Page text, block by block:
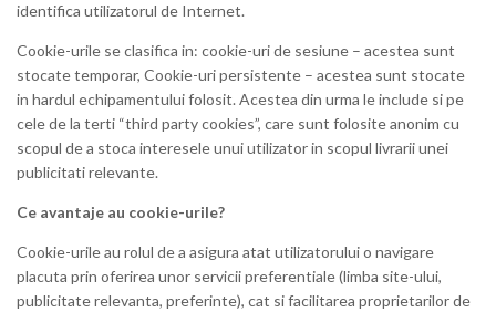
identifica utilizatorul de Internet.
Cookie-urile se clasifica in: cookie-uri de sesiune – acestea sunt
stocate temporar, Cookie-uri persistente – acestea sunt stocate
in hardul echipamentului folosit. Acestea din urma le include si pe
cele de la terti “third party cookies”, care sunt folosite anonim cu
scopul de a stoca interesele unui utilizator in scopul livrarii unei
publicitati relevante.
Ce avantaje au cookie-urile?
Cookie-urile au rolul de a asigura atat utilizatorului o navigare
placuta prin oferirea unor servicii preferentiale (limba site-ului,
publicitate relevanta, preferinte), cat si facilitarea proprietarilor de